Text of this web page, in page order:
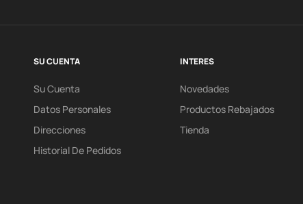
SU CUENTA
Su Cuenta
Datos Personales
Direcciones
Historial De Pedidos
INTERES
Novedades
Productos Rebajados
Tienda